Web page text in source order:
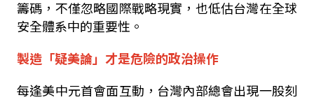
籌碼，不僅忽略國際戰略現實，也低估台灣在全球
安全體系中的重要性。
製造「疑美論」才是危險的政治操作
每逢美中元首會面互動，台灣內部總會出現一股刻